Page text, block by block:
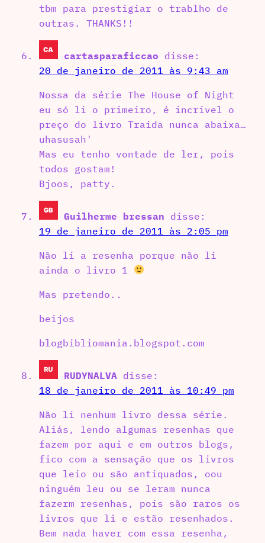
tbm para prestigiar o trablho de
outras. THANKS!!
cartasparaficcao disse:
20 de janeiro de 2011 às 9:43 am
Nossa da série The House of Night
eu só li o primeiro, é incrivel o
preço do livro Traida nunca abaixa…
uhasusah'
Mas eu tenho vontade de ler, pois
todos gostam!
Bjoos, patty.
Guilherme bressan disse:
19 de janeiro de 2011 às 2:05 pm
Não li a resenha porque não li
ainda o livro 1
Mas pretendo..
beijos
blogbibliomania.blogspot.com
RUDYNALVA disse:
18 de janeiro de 2011 às 10:49 pm
Não li nenhum livro dessa série.
Aliás, lendo algumas resenhas que
fazem por aqui e em outros blogs,
fico com a sensação que os livros
que leio ou são antiquados, oou
ninguém leu ou se leram nunca
fazerm resenhas, pois são raros os
livros que li e estão resenhados.
Bem nada haver com essa resenha,